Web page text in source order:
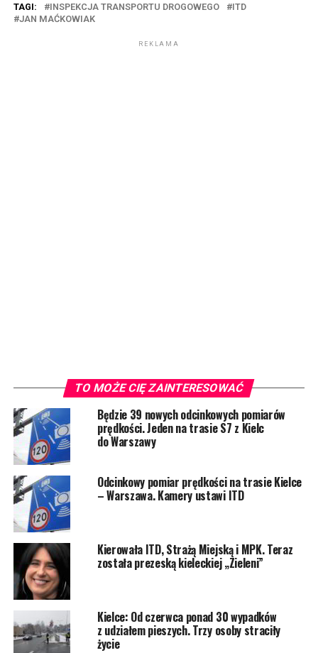
TAGI: INSPEKCJA TRANSPORTU DROGOWEGO
ITD
JAN MAĆKOWIAK
REKLAMA
TO MOŻE CIĘ ZAINTERESOWAĆ
Będzie 39 nowych odcinkowych pomiarów
prędkości. Jeden na trasie S7 z Kielc
do Warszawy
Odcinkowy pomiar prędkości na trasie Kielce
– Warszawa. Kamery ustawi ITD
Kierowała ITD, Strażą Miejską i MPK. Teraz
została prezeską kieleckiej „Zieleni”
Kielce: Od czerwca ponad 30 wypadków
z udziałem pieszych. Trzy osoby straciły
życie